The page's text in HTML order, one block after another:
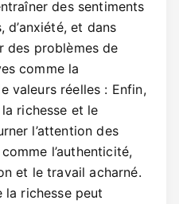
des sentiments
d’anxiété, et dans
des problèmes de
comme la
valeurs réelles : Enfin,
richesse et le
l’attention des
l’authenticité,
et le travail acharné.
richesse peut